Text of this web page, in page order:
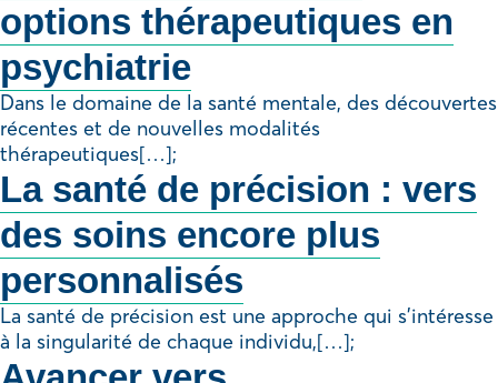
options thérapeutiques en
psychiatrie
Dans le domaine de la santé mentale, des découvertes
récentes et de nouvelles modalités
thérapeutiques[…];
La santé de précision : vers
des soins encore plus
personnalisés
La santé de précision est une approche qui s’intéresse
à la singularité de chaque individu,[…];